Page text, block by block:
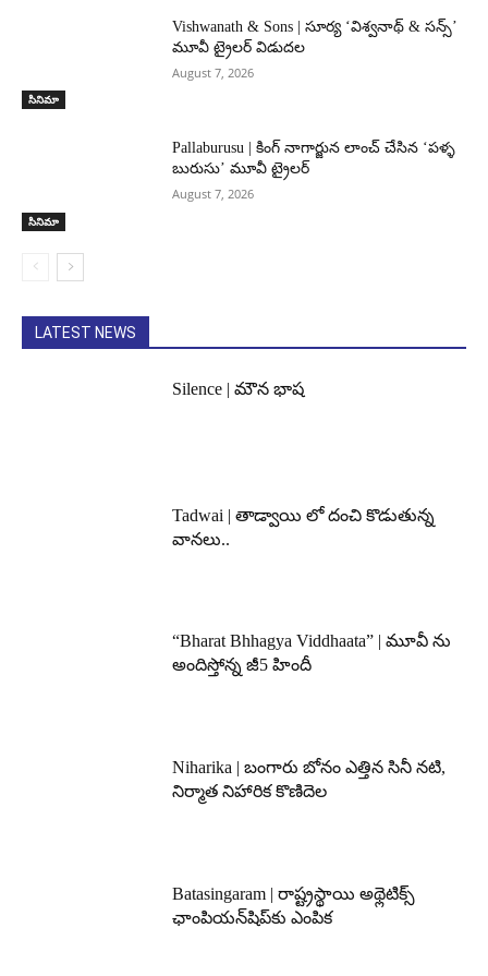
సినిమా
Vishwanath & Sons | సూర్య ‘విశ్వనాథ్ & సన్స్’
మూవీ ట్రైలర్ విడుదల
August 7, 2026
సినిమా
Pallaburusu | కింగ్ నాగార్జున లాంచ్ చేసిన ‘పళ్ళ
బురుసు’ మూవీ ట్రైలర్
August 7, 2026
LATEST NEWS
Silence | మౌన భాష
Tadwai | తాడ్వాయి లో దంచి కొడుతున్న
వానలు..
“Bharat Bhhagya Viddhaata” | మూవీ ను
అందిస్తోన్న జీ5 హిందీ
Niharika | బంగారు బోనం ఎత్తిన సినీ నటి,
నిర్మాత నిహారిక కొణిదెల
Batasingaram | రాష్ట్రస్థాయి అథ్లెటిక్స్
ఛాంపియన్‌షిప్‌కు ఎంపిక